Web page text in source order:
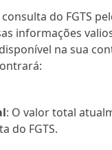
do FGTS
informações
na sua
: O valor total
do FGTS.